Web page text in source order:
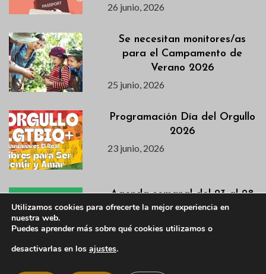
26 junio, 2026
Se necesitan monitores/as
para el Campamento de
Verano 2026
25 junio, 2026
Programación Día del Orgullo
2026
23 junio, 2026
Agenda semanal del 23 al 28
de junio
23 junio, 2026
La Escuela Municipal de
Utilizamos cookies para ofrecerte la mejor experiencia en
nuestra web.
Puedes aprender más sobre qué cookies utilizamos o
desactivarlas en los ajustes.